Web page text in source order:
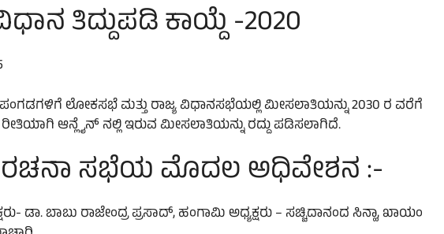
ತಿದ್ದುಪಡಿ ಕಾಯ್ದೆ -2020
ಪಂಗಡಗಳಿಗೆ ಲೋಕಸಭೆ ಮತ್ತು ರಾಜ್ಯ ವಿಧಾನಸಭೆಯಲ್ಲಿ ಮೀಸಲಾತಿಯನ್ನು 2030 ರ ವರೆಗೆ
ಆನ್ಲೈನ್ ನಲ್ಲಿ ಇರುವ ಮೀಸಲಾತಿಯನ್ನು ರದ್ದು ಪಡಿಸಲಾಗಿದೆ.
ರಚನಾ ಸಭೆಯ ಮೊದಲ ಅಧಿವೇಶನ :-
ಡಾ. ಬಾಬು ರಾಜೇಂದ್ರ ಪ್ರಸಾದ್, ಹಂಗಾಮಿ ಅಧ್ಯಕ್ಷರು – ಸಚ್ಚಿದಾನಂದ ಸಿನ್ಹಾ, ಖಾಯಂ